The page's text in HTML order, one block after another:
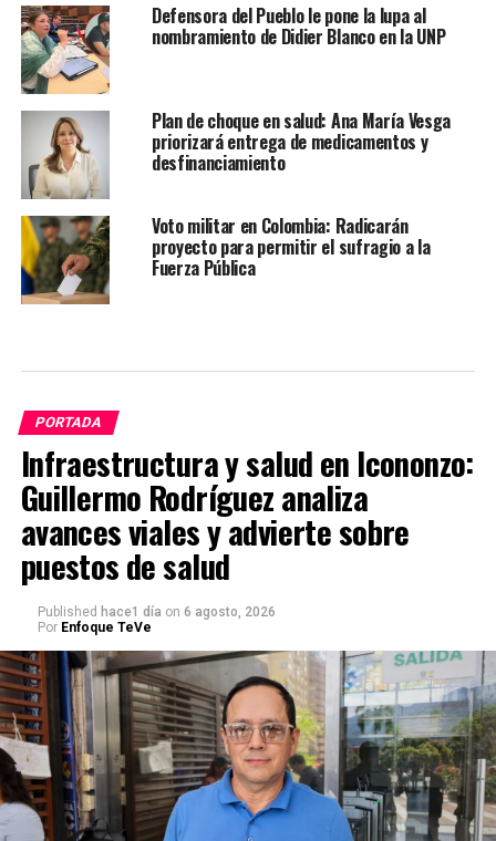
Defensora del Pueblo le pone la lupa al
nombramiento de Didier Blanco en la UNP
Plan de choque en salud: Ana María Vesga
priorizará entrega de medicamentos y
desfinanciamiento
Voto militar en Colombia: Radicarán
proyecto para permitir el sufragio a la
Fuerza Pública
PORTADA
Infraestructura y salud en Icononzo:
Guillermo Rodríguez analiza
avances viales y advierte sobre
puestos de salud
Published hace1 día on 6 agosto, 2026
Por Enfoque TeVe